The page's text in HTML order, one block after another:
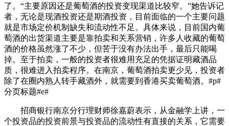
了。“主要原因还是葡萄酒的投资变现渠道比较窄。”她告诉记
者，无论是现酒投资还是期酒投资，目前面临的一个主要问题
就是市场定价机制缺失和流动性不足。具体来说，目前国内葡
萄酒的出货渠道主要是靠拍卖和关系营销，许多人收藏的葡萄
酒的价格虽然涨了不少，但苦于没有办法出手，最后只能喝
掉。至于拍卖，一般的投资者很难用充足的凭据证明藏酒品
质，很难进入拍卖程序。在南京，葡萄酒拍卖更少见，投资者
除了在圈内熟人转手藏酒外，就需要到香港买卖葡萄酒。#p#
分页标题#e#
招商银行南京分行理财师徐嘉蔚表示，从金融学上讲，一
个投资品的投资前景与投资品的流动性有直接的关系，它需要